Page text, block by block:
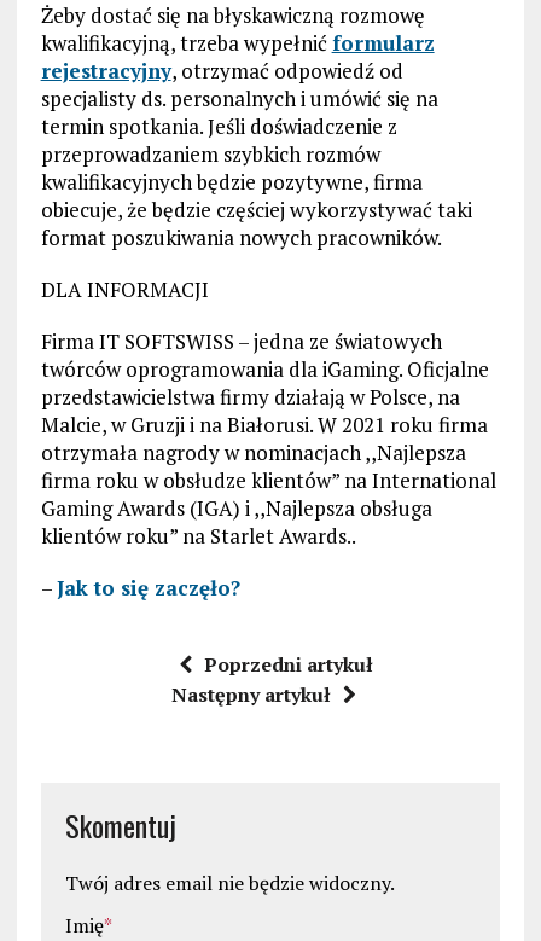
Żeby dostać się na błyskawiczną rozmowę
kwalifikacyjną, trzeba wypełnićformularz
rejestracyjny, otrzymać odpowiedź od
specjalisty ds. personalnych i umówić się na
termin spotkania. Jeśli doświadczenie z
przeprowadzaniem szybkich rozmów
kwalifikacyjnych będzie pozytywne, firma
obiecuje, że będzie częściej wykorzystywać taki
format poszukiwania nowych pracowników.
DLA INFORMACJI
Firma IT SOFTSWISS – jedna ze światowych
twórców oprogramowania dla iGaming. Oficjalne
przedstawicielstwa firmy działają w Polsce, na
Malcie, w Gruzji i na Białorusi. W 2021 roku firma
otrzymała nagrody w nominacjach ,,Najlepsza
firma roku w obsłudze klientów” na International
Gaming Awards (IGA) i ,,Najlepsza obsługa
klientów roku” na Starlet Awards..
–Jak to się zaczęło?
Poprzedni artykuł
Następny artykuł
Skomentuj
Twój adres email nie będzie widoczny.
Imię*